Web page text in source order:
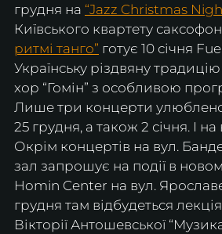
грудня на “Jazz Christmas
Київського квартету
ритмі танго” готує 10 січня
Українську різдвяну
хор “Гомін” з особливою
Лише три концерти
25 грудня, а також 2 січня. І
Окрім концертів на вул.
зал запрошує на події в
Homin Center на вул.
грудня там відбудеться
Вікторії Антошевської